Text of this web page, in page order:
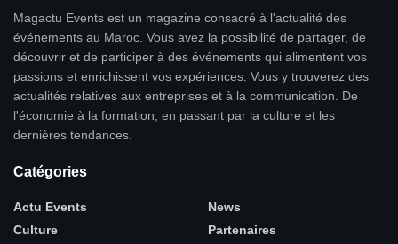
Magactu Events est un magazine consacré à l'actualité des
événements au Maroc. Vous avez la possibilité de partager, de
découvrir et de participer à des événements qui alimentent vos
passions et enrichissent vos expériences. Vous y trouverez des
actualités relatives aux entreprises et à la communication. De
l'économie à la formation, en passant par la culture et les
dernières tendances.
Catégories
Actu Events
Culture
News
Partenaires